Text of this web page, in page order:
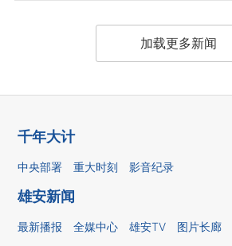
加载更多新闻
千年大计
中央部署 重大时刻 影音纪录
雄安新闻
最新播报 全媒中心 雄安TV 图片长廊